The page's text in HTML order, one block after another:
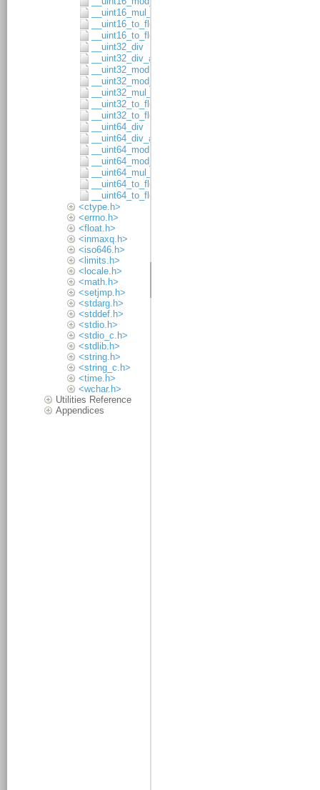
__uint16_mul_8x8
__uint16_to_float32
__uint16_to_float64
__uint32_div
__uint32_div_asgn
__uint32_mod
__uint32_mod_asgn
__uint32_mul_16x16
__uint32_to_float32
__uint32_to_float64
__uint64_div
__uint64_div_asgn
__uint64_mod
__uint64_mod_asgn
__uint64_mul_32x32
__uint64_to_float32
__uint64_to_float64
<ctype.h>
<errno.h>
<float.h>
<inmaxq.h>
<iso646.h>
<limits.h>
<locale.h>
<math.h>
<setjmp.h>
<stdarg.h>
<stddef.h>
<stdio.h>
<stdio_c.h>
<stdlib.h>
<string.h>
<string_c.h>
<time.h>
<wchar.h>
Utilities Reference
Appendices